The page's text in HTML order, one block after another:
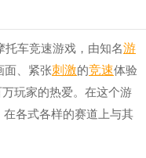
托车竞速游戏，由知名游
面、紧张刺激的竞速体验
玩家的热爱。在这个游
各式各样的赛道上与其